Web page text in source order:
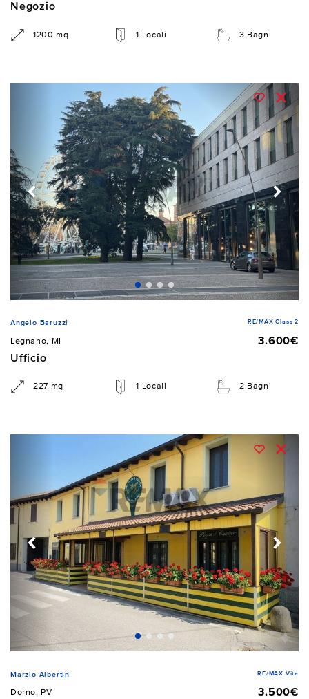
Negozio
1200 mq 1 Locali 3 Bagni
Angelo Baruzzi RE/MAX Class 2
Legnano, MI
3.600€
Ufficio
227 mq 1 Locali 2 Bagni
Marzio Albertin RE/MAX Vita
Dorno, PV
3.500€